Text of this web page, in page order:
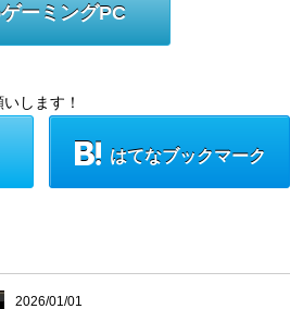
ーミングPC
します！
はてなブックマーク
2026/01/01